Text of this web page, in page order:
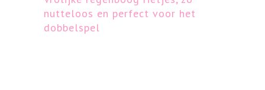
nutteloos en perfect voor het
dobbelspel